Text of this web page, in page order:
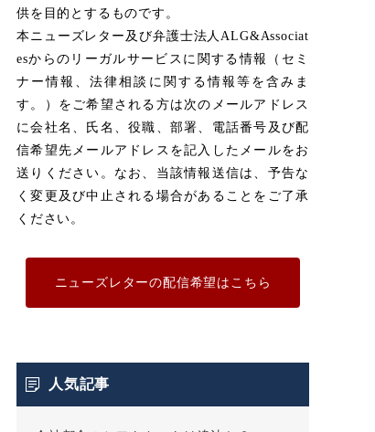
供を目的とするものです。
本ニューズレター及び弁護士法人ALG&Associat
esからのリーガルサービスに関する情報（セミ
ナー情報、法律相談に関する情報等を含みま
す。）をご希望される方は次のメールアドレス
に会社名、氏名、役職、部署、電話番号及び配
信希望先メールアドレスを記入したメールをお
送りください。なお、当該情報送信は、予告な
く変更及び中止される場合があることをご了承
ください。
ニューズレターの配信希望はこちら
人気記事